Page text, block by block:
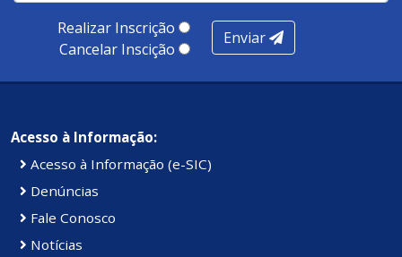
Realizar Inscrição
Cancelar Inscição
Enviar
Acesso à Informação:
Acesso à Informação (e-SIC)
Denúncias
Fale Conosco
Notícias